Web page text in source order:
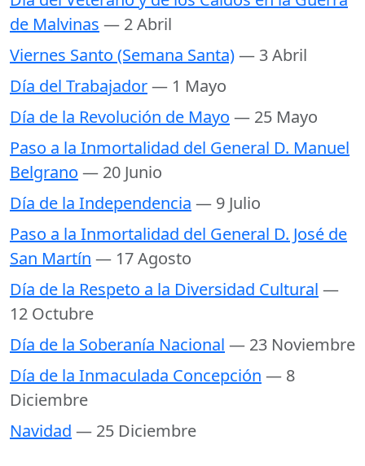
de Malvinas — 2 Abril
Viernes Santo (Semana Santa)— 3 Abril
Día del Trabajador— 1 Mayo
Día de la Revolución de Mayo — 25 Mayo
Paso a la Inmortalidad del General D. Manuel
Belgrano — 20 Junio
Día de la Independencia — 9 Julio
Paso a la Inmortalidad del General D. José de
San Martín — 17 Agosto
Día de la Respeto a la Diversidad Cultural —
12 Octubre
Día de la Soberanía Nacional — 23 Noviembre
Día de la Inmaculada Concepción — 8
Diciembre
Navidad — 25 Diciembre